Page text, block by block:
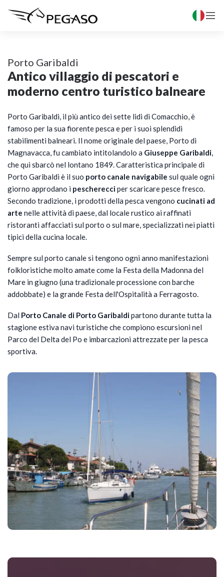

Porto Garibaldi
Antico villaggio di pescatori e
moderno centro turistico balneare
Porto Garibaldi, il più antico dei sette lidi di Comacchio, è
famoso per la sua fiorente pesca e per i suoi splendidi
stabilimenti balneari. Il nome originale del paese, Porto di
Magnavacca, fu cambiato intitolandolo a Giuseppe Garibaldi,
che qui sbarcò nel lontano 1849. Caratteristica principale di
Porto Garibaldi è il suo porto canale navigabile sul quale ogni
giorno approdano i pescherecciper scaricare pesce fresco. ​
Secondo tradizione, i prodotti della pesca vengono cucinati ad
arte nelle attività di paese, dal locale rustico ai raffinati
ristoranti affacciati sul porto o sul mare, specializzati nei piatti
tipici della cucina locale.​
Sempre sul porto canale si tengono ogni anno manifestazioni
folkloristiche molto amate come la Festa della Madonna del
Mare in giugno (una tradizionale processione con barche
addobbate) e la grande Festa dell'Ospitalità a Ferragosto.
Dal Porto Canale di Porto Garibaldipartono durante tutta la
stagione estiva navi turistiche che compiono escursioni nel
Parco del Delta del Po e imbarcazioni attrezzate per la pesca
sportiva.